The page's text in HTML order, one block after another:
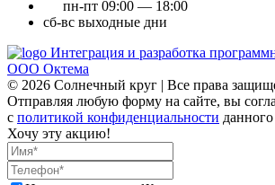
пн-пт 09:00 — 18:00
сб-вс выходные дни
Интеграция и разработка
ООО Октема
© 2026 Солнечный круг | Все права
Отправляя любую форму на сайте, вы
с политикой конфиденциальности данного
Хочу эту акцию!